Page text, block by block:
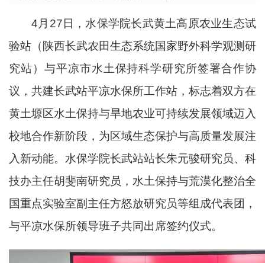
4月27日，水保学院长武黄土高原农业生态试
验站（陕西长武农田生态系统国家野外科学观测研
究站）与平凉市水土保持科学研究所签署合作协
议，共建长武站平凉水保所工作站，标志着双方在
黄土塬区水土保持与旱地农业可持续发展领域迈入
校地合作新阶段，为区域生态保护与高质量发展注
入新动能。水保学院长武站站长朱元骏研究员、科
技办主任胡斐南研究员，水土保持与荒漠化整治全
国重点实验室副主任方怒放研究员等组成代表团，
与平凉水保所领导班子共同出席签约仪式。